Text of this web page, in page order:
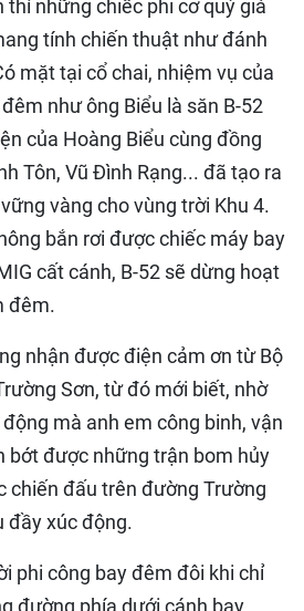
thí những chiếc phi cơ quý giá
tính chiến thuật như đánh
mặt tại cổ chai, nhiệm vụ của
như ông Biểu là săn B-52
của Hoàng Biểu cùng đồng
Tôn, Vũ Đình Rạng... đã tạo ra
vàng cho vùng trời Khu 4.
bắn rơi được chiếc máy bay
cất cánh, B-52 sẽ dừng hoạt
đêm.
nhận được điện cảm ơn từ Bộ
Sơn, từ đó mới biết, nhờ
mà anh em công binh, vận
bớt được những trận bom hủy
chiến đấu trên đường Trường
đầy xúc động.
phi công bay đêm đôi khi chỉ
đường phía dưới cánh bay